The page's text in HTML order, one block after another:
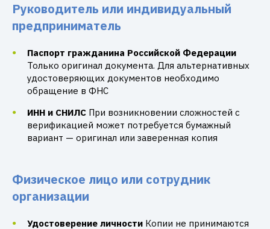
Руководитель или индивидуальный
предприниматель
Паспорт гражданина Российской Федерации
Только оригинал документа. Для альтернативных
удостоверяющих документов необходимо
обращение в ФНС
ИНН и СНИЛС При возникновении сложностей с
верификацией может потребуется бумажный
вариант — оригинал или заверенная копия
Физическое лицо или сотрудник
организации
Удостоверение личности Копии не принимаются